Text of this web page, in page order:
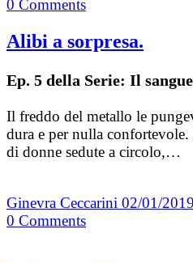
0 Comments
Alibi a sorpresa.
Ep. 5 della Serie: Il
Il freddo del metallo le
dura e per nulla
di donne sedute a circolo,…
Ginevra Ceccarini 02/01/2019
0 Comments